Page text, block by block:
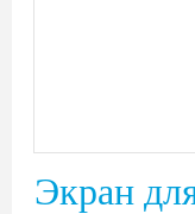
Экран